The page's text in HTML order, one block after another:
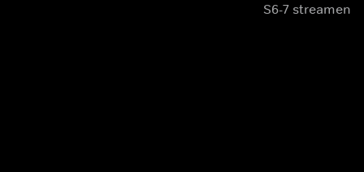
S6-7 streamen